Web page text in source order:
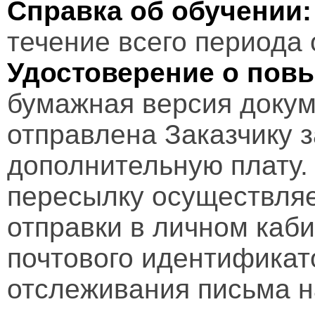
Справка об обучении:
течение всего периода
Удостоверение о
бумажная версия
отправлена Заказчику
дополнительную
пересылку
отправки в личном
почтового
отслеживания письма